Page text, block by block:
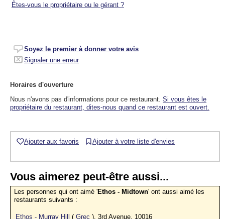
Êtes-vous le propriétaire ou le gérant ?
Soyez le premier à donner votre avis
Signaler une erreur
Horaires d'ouverture
Nous n'avons pas d'informations pour ce restaurant. Si vous êtes le
propriétaire du restaurant, dites-nous quand ce restaurant est ouvert.
Ajouter aux favoris Ajouter à votre liste d'envies
Vous aimerez peut-être aussi...
Les personnes qui ont aimé 'Ethos - Midtown' ont aussi aimé les
restaurants suivants :
Ethos - Murray Hill ( Grec ), 3rd Avenue, 10016